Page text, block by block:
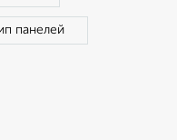
панелей